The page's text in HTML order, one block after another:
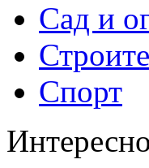
Сад и
Спорт